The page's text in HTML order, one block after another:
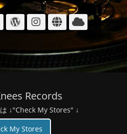
WordPress
Instagram
サ
イ
ク
ラ
ウ
ド
Records
↓"Check My Stores" ↓
My Stores